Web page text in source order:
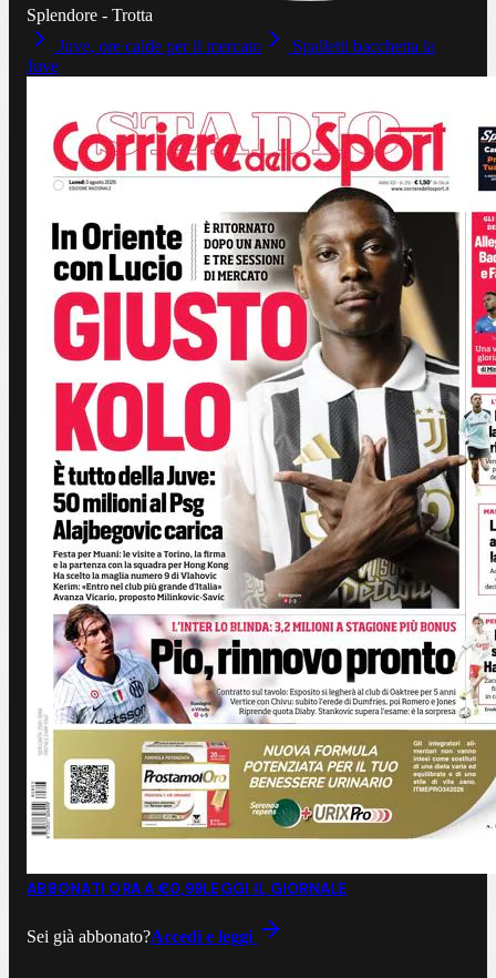
Splendore - Trotta
Juve, ore calde per il mercato
Spalletti bacchetta la
Juve
ABBONATI ORA A €0,99LEGGI IL GIORNALE
Sei già abbonato?Accedi e leggi